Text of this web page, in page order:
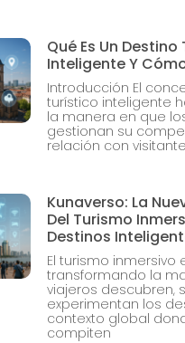
Qué Es Un
Inteligente Y
Introducción El
turístico inteligente
la manera en que
gestionan su
relación con
Kunaverso: La
Del Turismo
Destinos
El turismo inmersivo
transformando la
viajeros descubren,
experimentan los
contexto global
compiten